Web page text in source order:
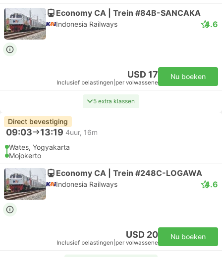
Economy CA | Trein #84B-SANCAKA
Indonesia Railways 4.6
USD 17
Inclusief belastingen per volwassene
Nu boeken
5 extra klassen
Direct bevestiging
09:03 13:19 4uur, 16m
Wates, Yogyakarta
Mojokerto
Economy CA | Trein #248C-LOGAWA
Indonesia Railways 4.6
USD 20
Inclusief belastingen per volwassene
Nu boeken